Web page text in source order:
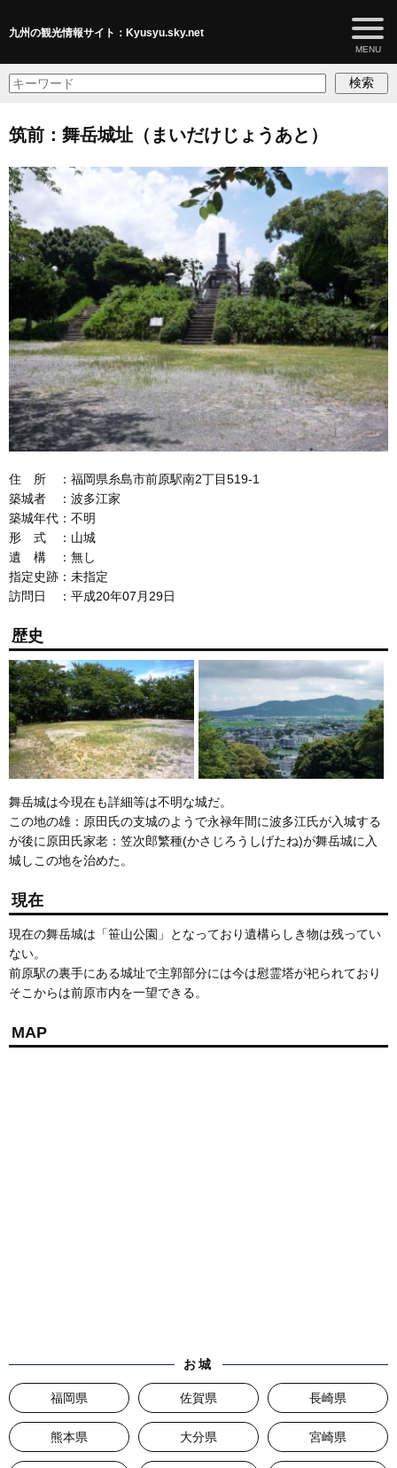
九州の観光情報サイト：Kyusyu.sky.net
検索
筑前：舞岳城址（まいだけじょうあと）
住 所 ：福岡県糸島市前原駅南2丁目519-1
築城者 ：波多江家
築城年代：不明
形 式 ：山城
遺 構 ：無し
指定史跡：未指定
訪問日 ：平成20年07月29日
歴史
舞岳城は今現在も詳細等は不明な城だ。
この地の雄：原田氏の支城のようで永禄年間に波多江氏が入城する
が後に原田氏家老：笠次郎繁種(かさじろうしげたね)が舞岳城に入
城しこの地を治めた。
現在
現在の舞岳城は「笹山公園」となっており遺構らしき物は残ってい
ない。
前原駅の裏手にある城址で主郭部分には今は慰霊塔が祀られており
そこからは前原市内を一望できる。
MAP
お城
福岡県 佐賀県 長崎県
熊本県 大分県 宮崎県